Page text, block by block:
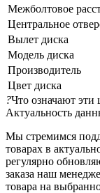
Межболтовое
Центральное
Вылет диска
Модель диска
Производитель
Цвет диска
?Что означают
Актуальность
Мы стремимся
товарах в
регулярно
заказа наш
товара на